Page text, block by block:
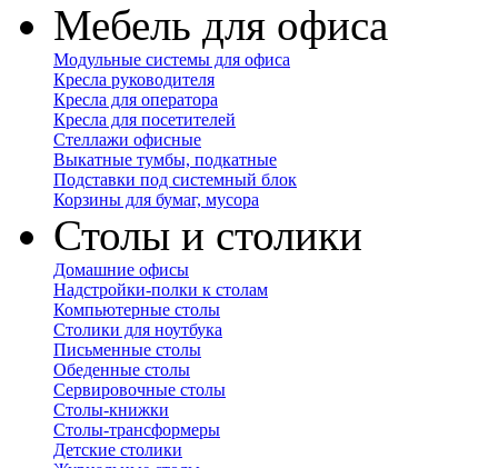
Мебель для офиса
Модульные системы для офиса
Кресла руководителя
Кресла для оператора
Кресла для посетителей
Стеллажи офисные
Выкатные тумбы, подкатные
Подставки под системный блок
Корзины для бумаг, мусора
Столы и столики
Домашние офисы
Надстройки-полки к столам
Компьютерные столы
Столики для ноутбука
Письменные столы
Обеденные столы
Сервировочные столы
Столы-книжки
Столы-трансформеры
Детские столики